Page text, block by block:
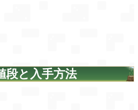
段と入手方法